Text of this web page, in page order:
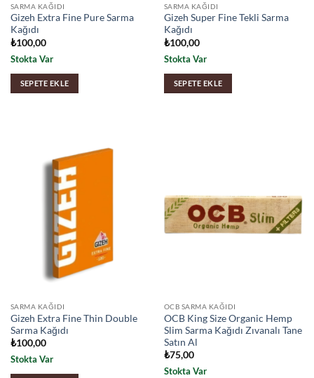
SARMA KAĞIDI
Gizeh Extra Fine Pure Sarma
Kağıdı
₺100,00
Stokta Var
SEPETE EKLE
SARMA KAĞIDI
Gizeh Super Fine Tekli Sarma
Kağıdı
₺100,00
Stokta Var
SEPETE EKLE
SARMA KAĞIDI
Gizeh Extra Fine Thin Double
Sarma Kağıdı
₺100,00
Stokta Var
OCB SARMA KAĞIDI
OCB King Size Organic Hemp
Slim Sarma Kağıdı Zıvanalı Tane
Satın Al
₺75,00
Stokta Var